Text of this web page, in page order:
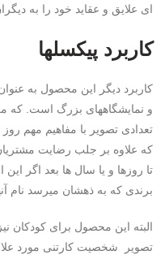
ای علایق و عقاید خود را به
کاربرد پیکسلها
کاربرد دیگر این محصول به
و نمایشگاههای بزرگ است. که
تعدادی تصویر با مفاهیم مهم روز
که علاوه بر جلب رضایت مشتریان
تا روزها و یا سال ها بعد اگر این
برندی که به ذهشان میرسد نام
البته این محصول برای کودکان
تصویر شخصیت کارتنی مورد